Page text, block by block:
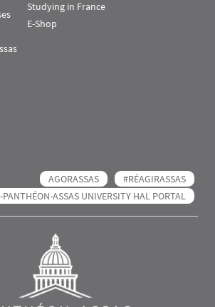
Studying in France
E-Shop
AGORASSAS
#RÉAGIRASSAS
PANTHÉON-ASSAS UNIVERSITY HAL PORTAL